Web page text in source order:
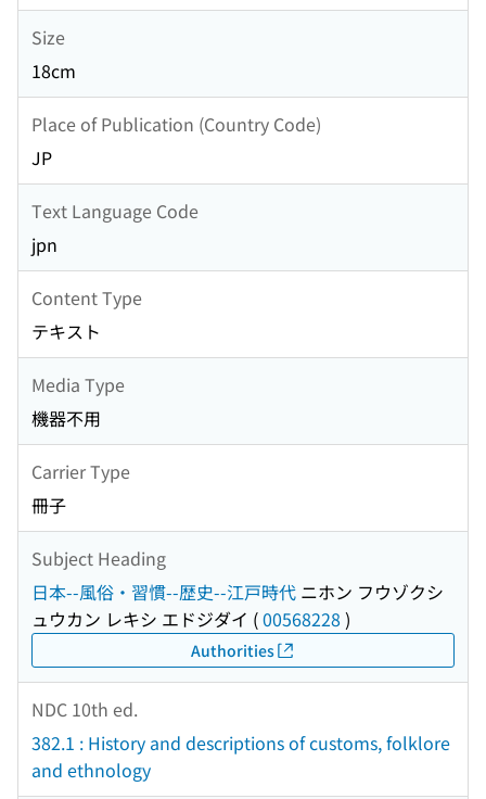
Size
18cm
Place of Publication (Country Code)
JP
Text Language Code
jpn
Content Type
テキスト
Media Type
機器不用
Carrier Type
冊子
Subject Heading
日本--風俗・習慣--歴史--江戸時代 ニホン フウゾクシ
ュウカン レキシ エドジダイ (00568228 )
Authorities
NDC 10th ed.
382.1 : History and descriptions of customs, folklore
and ethnology